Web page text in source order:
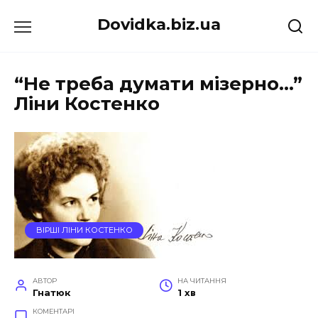
до
Dovidka.biz.ua
“Не треба думати мізерно…”
Ліни Костенко
ВІРШІ ЛІНИ КОСТЕНКО
АВТОР
Гнатюк
НА ЧИТАННЯ
1 хв
КОМЕНТАРІ